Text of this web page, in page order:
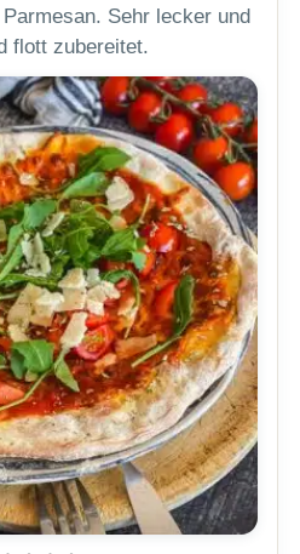
Sehr lecker und
flott zubereitet.